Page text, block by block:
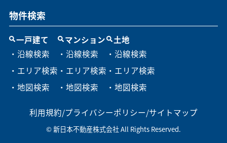
物件検索
一戸建て
・沿線検索
・エリア検索
・地図検索
マンション
・沿線検索
・エリア検索
・地図検索
土地
・沿線検索
・エリア検索
・地図検索
利用規約/プライバシーポリシー/サイトマップ
© 新日本不動産株式会社 All Rights Reserved.